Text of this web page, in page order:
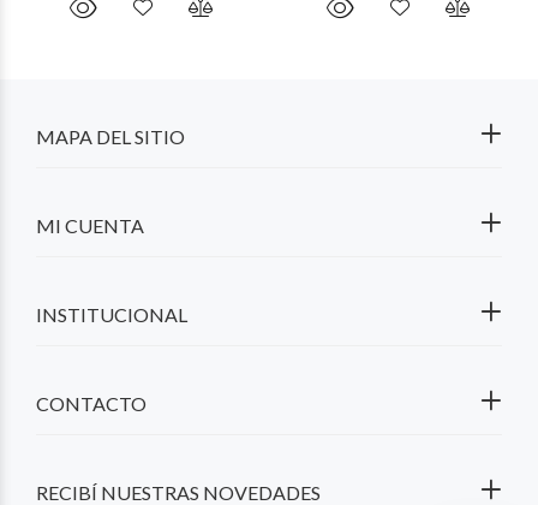
RECIBÍ NUESTRAS NOVEDADES
MAPA DEL SITIO
MI CUENTA
INSTITUCIONAL
CONTACTO